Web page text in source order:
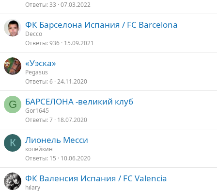
Ответы 33 07.03.2022
ФК Барселона Испания / FC Barcelona
Decco
Ответы 936 15.09.2021
«Уэска»
Pegasus
Ответы 6 24.11.2020
G БАРСЕЛОНА -великий клуб
Gor1645
Ответы 7 18.07.2020
К Лионель Месси
копейкин
Ответы 15 10.06.2020
ФК Валенсия Испания / FC Valencia
hilary